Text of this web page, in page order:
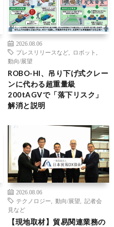
2026.08.06
プレスリリースなど
ロボット
動向/展望
ROBO-HI、吊り下げ式クレー
ンに代わる超重量級
200tAGVで「落下リスク」
解消と説明
2026.08.06
テクノロジー
動向/展望
記者会
見など
【現地取材】貿易関連業務の